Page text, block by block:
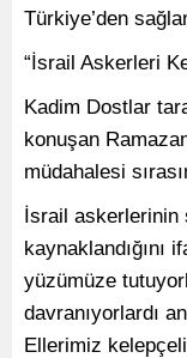
Türkiye’den
“İsrail Askerleri
Kadim Dostlar
konuşan
müdahalesi
İsrail askerlerinin
kaynaklandığını
yüzümüze
davranıyorlardı
Ellerimiz